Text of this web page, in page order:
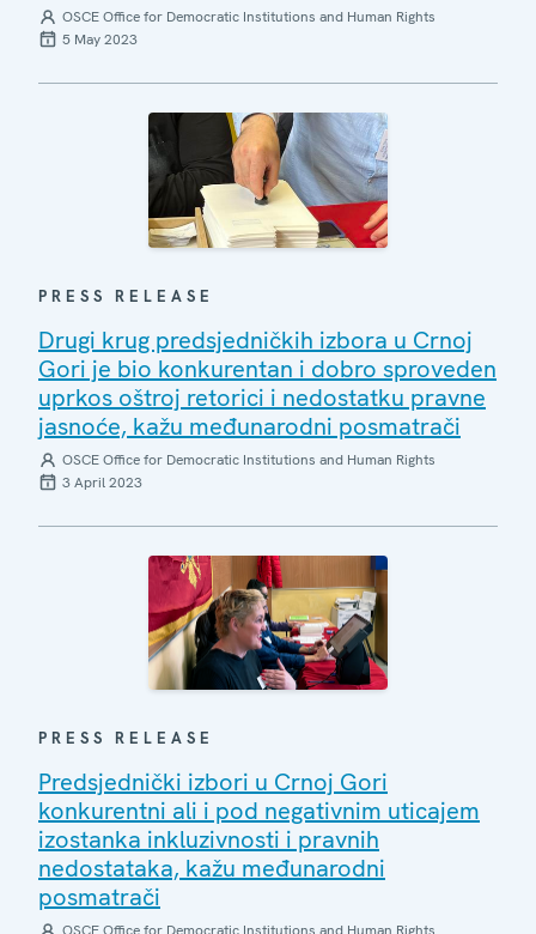
OSCE Office for Democratic Institutions and Human Rights
5 May 2023
PRESS RELEASE
Drugi krug predsjedničkih izbora u Crnoj
Gori je bio konkurentan i dobro sproveden
uprkos oštroj retorici i nedostatku pravne
jasnoće, kažu međunarodni posmatrači
OSCE Office for Democratic Institutions and Human Rights
3 April 2023
PRESS RELEASE
Predsjednički izbori u Crnoj Gori
konkurentni ali i pod negativnim uticajem
izostanka inkluzivnosti i pravnih
nedostataka, kažu međunarodni
posmatrači